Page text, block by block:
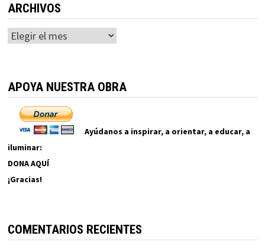
ARCHIVOS
Archivos
APOYA NUESTRA OBRA
Ayúdanos a inspirar, a orientar, a educar, a
iluminar:
DONA AQUÍ
¡Gracias!
COMENTARIOS RECIENTES